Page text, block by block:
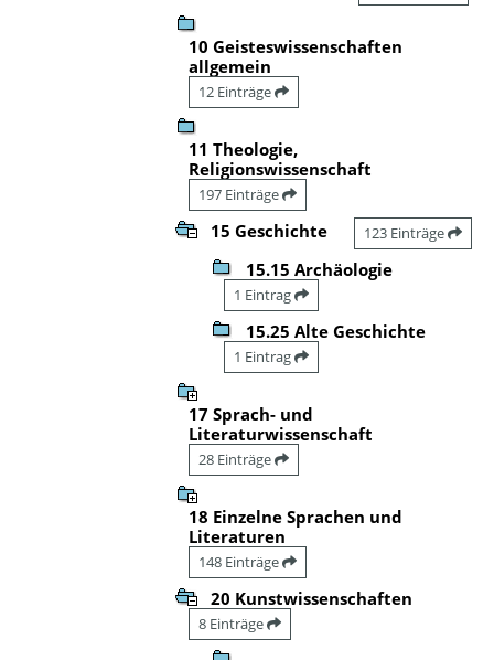
10 Geisteswissenschaften
allgemein
12 Einträge
11 Theologie,
Religionswissenschaft
197 Einträge
15 Geschichte 123 Einträge
15.15 Archäologie
1 Eintrag
15.25 Alte Geschichte
1 Eintrag
17 Sprach- und
Literaturwissenschaft
28 Einträge
18 Einzelne Sprachen und
Literaturen
148 Einträge
20 Kunstwissenschaften
8 Einträge